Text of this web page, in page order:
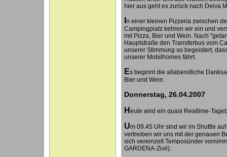
hier aus geht es zurück nach Deiva
In einer kleinen Pizzeria zwischen
Campingplatz kehren wir ein und
mit Pizza, Bier und Wein. Nach
Hauptstraße den Transferbus vom
unserer Stimmung so begeistert,
unserer Mobilhomes fährt.
Es beginnt die allabendliche
Bier und Wein.
Donnerstag, 26.04.2007
Heute wird ein quasi Realtime-
Um 09.45 Uhr sind wir im Shuttle
vertreiben wir uns mit der genauen
sich vereinzelt Temposünder
GARDENA-Zivil).